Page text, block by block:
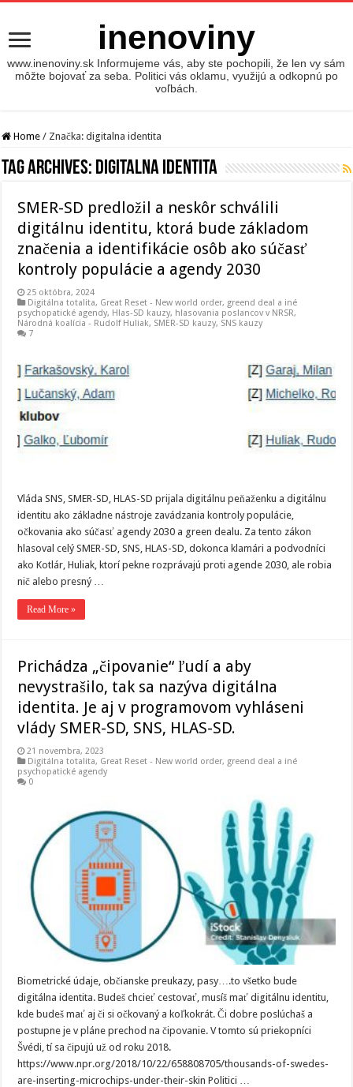
inenoviny
www.inenoviny.sk Informujeme vás, aby ste pochopili, že len vy sám
môžte bojovať za seba. Politici vás oklamu, využijú a odkopnú po
voľbách.
Home / Značka:digitalna identita
Tag Archives: digitalna identita
SMER-SD predložil a neskôr schválili
digitálnu identitu, ktorá bude základom
značenia a identifikácie osôb ako súčasť
kontroly populácie a agendy 2030
25 októbra, 2024
Digitálna totalita, Great Reset - New world order, greend deal a iné
psychopatické agendy, Hlas-SD kauzy, hlasovania poslancov v NRSR,
Národná koalícia - Rudolf Huliak, SMER-SD kauzy, SNS kauzy
7
Vláda SNS, SMER-SD, HLAS-SD prijala digitálnu peňaženku a digitálnu
identitu ako základne nástroje zavádzania kontroly populácie,
očkovania ako súčasť agendy 2030 a green dealu. Za tento zákon
hlasoval celý SMER-SD, SNS, HLAS-SD, dokonca klamári a podvodníci
ako Kotlár, Huliak, ktorí pekne rozprávajú proti agende 2030, ale robia
nič alebo presný …
Read More »
Prichádza „čipovanie“ ľudí a aby
nevystrašilo, tak sa nazýva digitálna
identita. Je aj v programovom vyhláseni
vlády SMER-SD, SNS, HLAS-SD.
21 novembra, 2023
Digitálna totalita, Great Reset - New world order, greend deal a iné
psychopatické agendy
0
Biometrické údaje, občianske preukazy, pasy….to všetko bude
digitálna identita. Budeš chcieť cestovať, musíš mať digitálnu identitu,
kde budeš mať aj či si očkovaný a koľkokrát. Či dobre poslúchaš a
postupne je v pláne prechod na čipovanie. V tomto sú priekopníci
Švédi, tí sa čipujú už od roku 2018.
https://www.npr.org/2018/10/22/658808705/thousands-of-swedes-
are-inserting-microchips-under-their-skin Politici …